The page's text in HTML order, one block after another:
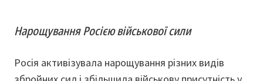
Нарощування Росією військової сили
Росія активізувала нарощування різних видів